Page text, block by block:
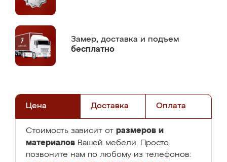
Замер, доставка и подъем
бесплатно
Цена Доставка Оплата
Стоимость зависит от размеров и
материалов Вашей мебели. Просто
позвоните нам по любому из телефонов: